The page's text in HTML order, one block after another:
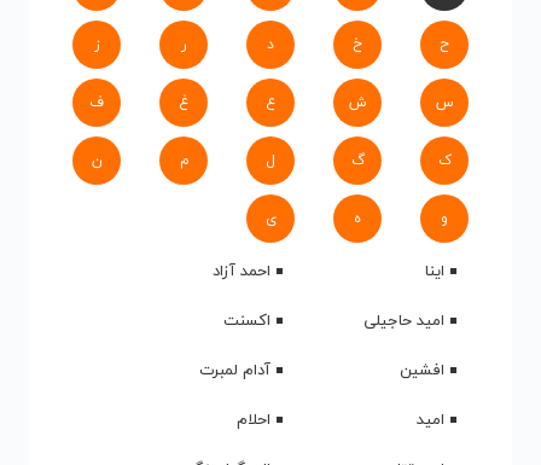
ح خ د ر ز
س ش ع غ ف
ک گ ل م ن
و ه ی
اینا
احمد آزاد
امید حاجیلی
اکسنت
افشین
آدام لمبرت
امید
احلام